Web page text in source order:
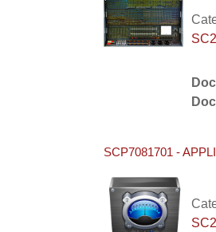
SCP7081701 -